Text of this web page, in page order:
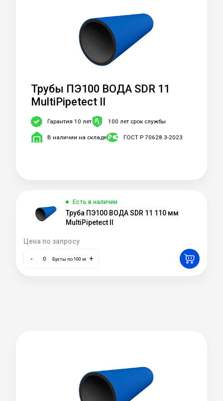
Трубы ПЭ100 ВОДА SDR 11
MultiPipetect II
Гарантия 10 лет 100 лет срок службы
В наличии на складе ГОСТ Р 70628.3-2023
Есть в наличии
Труба ПЭ100 ВОДА SDR 11 110 мм
MultiPipetect II
Цена по запросу
- Бухты по 100 м +